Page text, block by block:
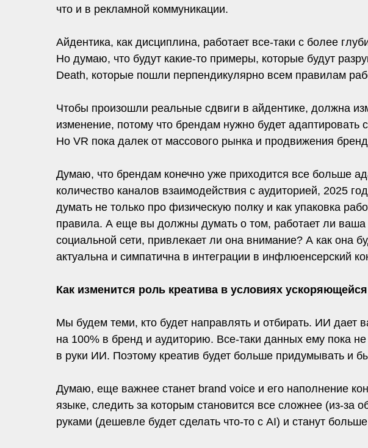
что и в рекламной коммуникации.
Айдентика, как дисциплина, работает все-таки с более
Но думаю, что будут какие-то примеры, которые будут
Death, которые пошли перпендикулярно всем правилам
Чтобы произошли реальные сдвиги в айдентике, должна
изменение, потому что брендам нужно будет
Но VR пока далек от массового рынка и продвижения
Думаю, что брендам конечно уже приходится все больше
количество каналов взаимодействия с аудиторией, 2025
думать не только про физическую полку и как упаковка
правила. А еще вы должны думать о том, работает ли
социальной сети, привлекает ли она внимание? А как она
актуальна и симпатична в интеграции в инфлюенсерский
Как изменится роль креатива в условиях
Мы будем теми, кто будет направлять и отбирать. ИИ дает
на 100% в бренд и аудиторию. Все-таки данных ему пока
в руки ИИ. Поэтому креатив будет больше придумывать и
Думаю, еще важнее станет brand voice и его наполнение
языке, следить за которым становится все сложнее (из-за
руками (дешевле будет сделать что-то с AI) и станут